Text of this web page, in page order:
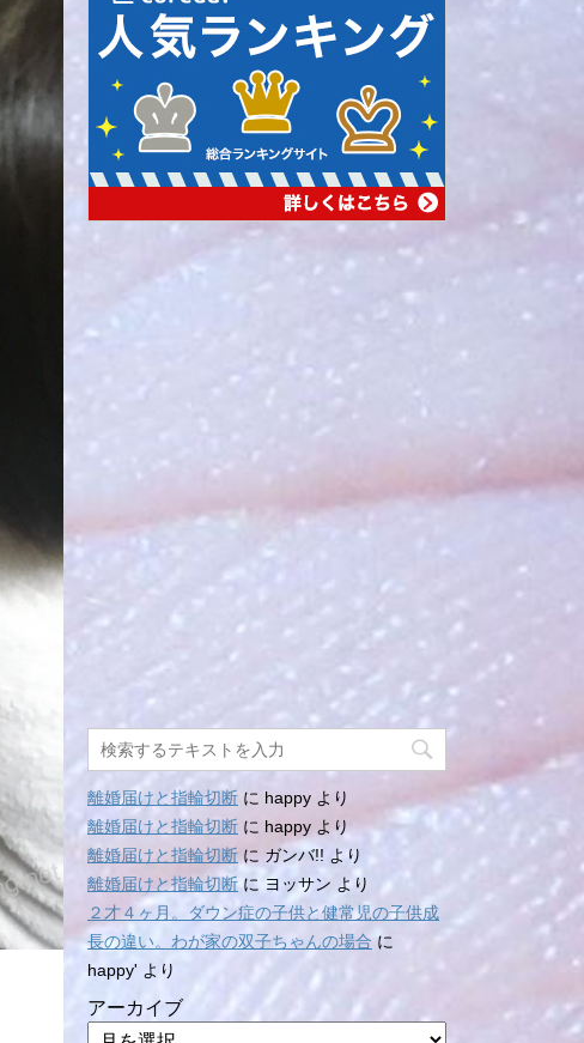
離婚届けと指輪切断 に happy より
離婚届けと指輪切断 に happy より
離婚届けと指輪切断 に ガンバ!! より
離婚届けと指輪切断 に ヨッサン より
２才４ヶ月。ダウン症の子供と健常児の子供成
長の違い。わが家の双子ちゃんの場合 に
happy' より
アーカイブ